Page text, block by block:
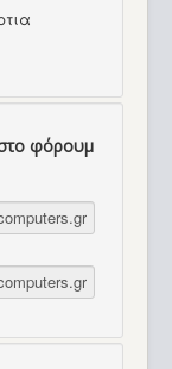
φόρουμ